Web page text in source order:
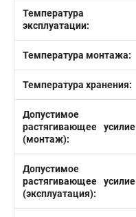
Температура
эксплуатации:
Температура монтажа:
Температура хранения:
Допустимое
растягивающее усилие
(монтаж):
Допустимое
растягивающее усилие
(эксплуатация):